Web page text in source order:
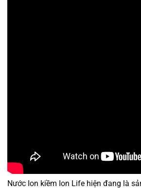
Nước Ion kiềm Ion Life hiện đang là